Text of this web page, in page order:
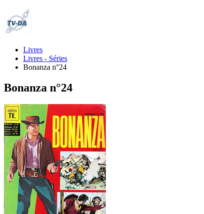
Livres
Livres - Séries
Bonanza n°24
Bonanza n°24